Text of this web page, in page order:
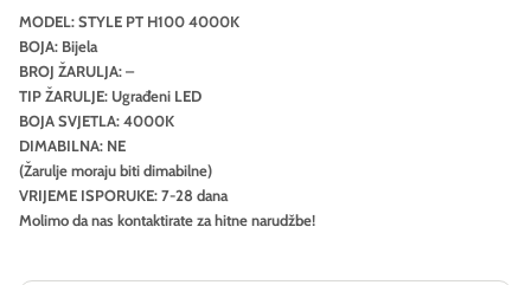
MODEL: STYLE PT H100 4000K
BOJA: Bijela
BROJ ŽARULJA: –
TIP ŽARULJE: Ugrađeni LED
BOJA SVJETLA: 4000K
DIMABILNA: NE
(Žarulje moraju biti dimabilne)
VRIJEME ISPORUKE: 7-28 dana
Molimo da nas kontaktirate za hitne narudžbe!